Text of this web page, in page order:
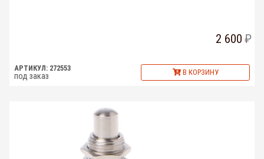
2 600
АРТИКУЛ: 272553
под заказ В КОРЗИНУ